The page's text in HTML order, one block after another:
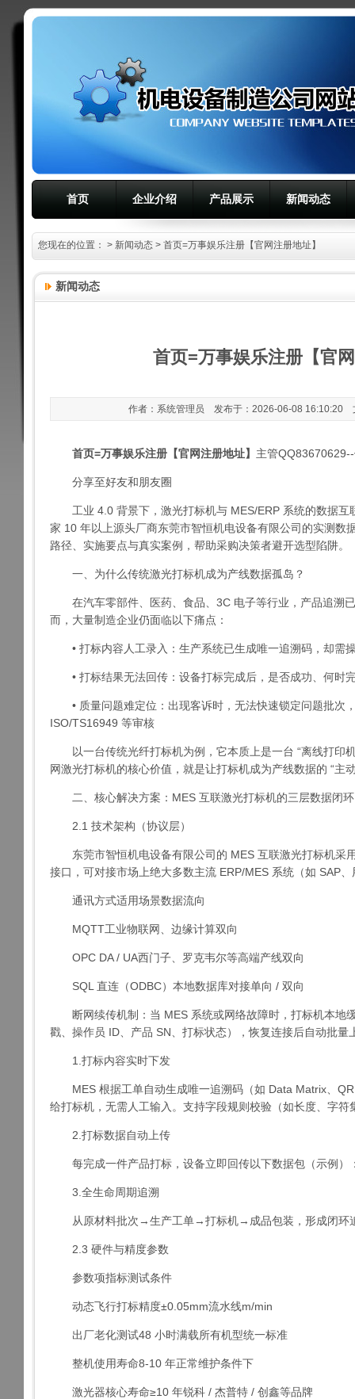
首页 企业介绍 产品展示 新闻动态
您现在的位置： > 新闻动态 > 首页=万事娱乐注册【官网注册地址】
新闻动态
首页=万事娱乐注册【官
作者：系统管理员 发布于：2026-06-08 16:10:20
首页=万事娱乐注册【官网注册地址】 主管QQ83670629--
分享至好友和朋友圈
工业 4.0 背景下，激光打标机与 MES/ERP 系统的数据互
家 10 年以上源头厂商东莞市智恒机电设备有限公司的实测数
路径、实施要点与真实案例，帮助采购决策者避开选型陷阱。
一、为什么传统激光打标机成为产线数据孤岛？
在汽车零部件、医药、食品、3C 电子等行业，产品追溯已
而，大量制造企业仍面临以下痛点：
• 打标内容人工录入：生产系统已生成唯一追溯码，却需
• 打标结果无法回传：设备打标完成后，是否成功、何时
• 质量问题难定位：出现客诉时，无法快速锁定问题批次
ISO/TS16949 等审核
以一台传统光纤打标机为例，它本质上是一台 “离线打印
网激光打标机的核心价值，就是让打标机成为产线数据的 “主
二、核心解决方案：MES 互联激光打标机的三层数据闭环
2.1 技术架构（协议层）
东莞市智恒机电设备有限公司的 MES 互联激光打标机采
接口，可对接市场上绝大多数主流 ERP/MES 系统（如 SAP
通讯方式适用场景数据流向
MQTT工业物联网、边缘计算双向
OPC DA / UA西门子、罗克韦尔等高端产线双向
SQL 直连（ODBC）本地数据库对接单向 / 双向
断网续传机制：当 MES 系统或网络故障时，打标机本地
戳、操作员 ID、产品 SN、打标状态），恢复连接后自动批量
1.打标内容实时下发
MES 根据工单自动生成唯一追溯码（如 Data Matrix、QR
给打标机，无需人工输入。支持字段规则校验（如长度、字
2.打标数据自动上传
每完成一件产品打标，设备立即回传以下数据包（示例）
3.全生命周期追溯
从原材料批次→生产工单→打标机→成品包装，形成闭环
2.3 硬件与精度参数
参数项指标测试条件
动态飞行打标精度±0.05mm流水线m/min
出厂老化测试48 小时满载所有机型统一标准
整机使用寿命8-10 年正常维护条件下
激光器核心寿命≥10 年锐科 / 杰普特 / 创鑫等品牌